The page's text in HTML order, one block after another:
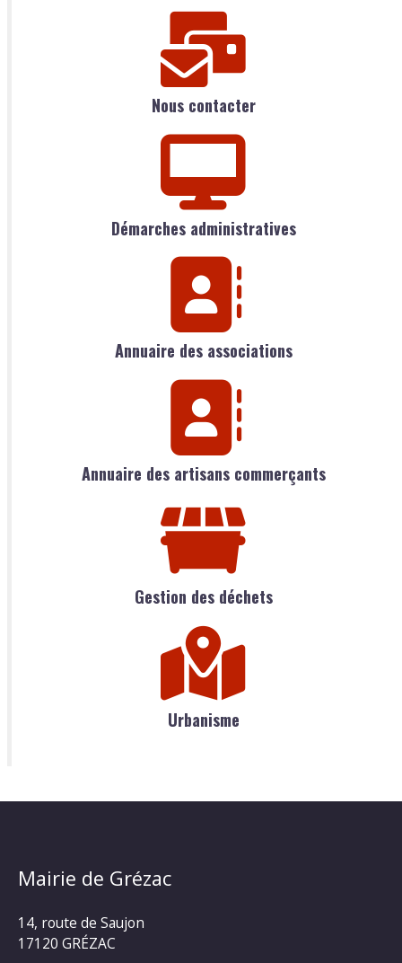
Nous contacter
Démarches administratives
Annuaire des associations
Annuaire des artisans commerçants
Gestion des déchets
Urbanisme
Mairie de Grézac
14, route de Saujon
17120 GRÉZAC